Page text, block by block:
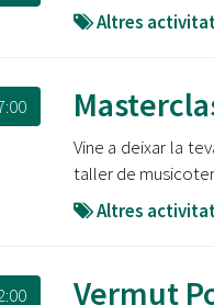
Altres
Vine a deixar la
taller de
Altres
Vermut